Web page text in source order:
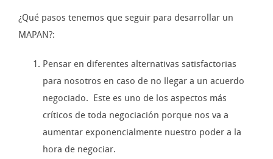
¿Qué pasos tenemos que seguir para desarrollar un
MAPAN?:
Pensar en diferentes alternativas satisfactorias
para nosotros en caso de no llegar a un acuerdo
negociado. Este es uno de los aspectos más
críticos de toda negociación porque nos va a
aumentar exponencialmente nuestro poder a la
hora de negociar.